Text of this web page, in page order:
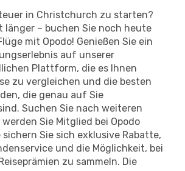
in Christchurch zu starten?
länger – buchen Sie noch heute
mit Opodo! Genießen Sie ein
auf unserer
Plattform, die es Ihnen
zu vergleichen und die besten
die genau auf Sie
Suchen Sie nach weiteren
Sie Mitglied bei Opodo
sichern Sie sich exklusive Rabatte,
und die Möglichkeit, bei
zu sammeln. Die